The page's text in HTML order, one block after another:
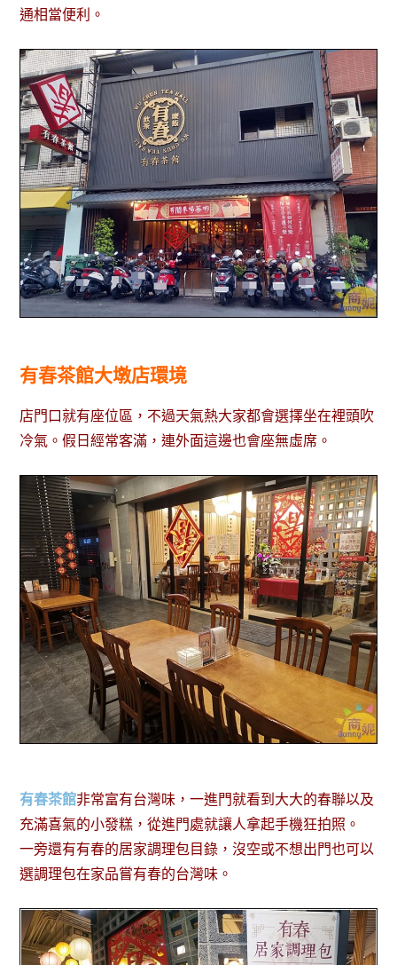
通相當便利。
有春茶館大墩店環境
店門口就有座位區，不過天氣熱大家都會選擇坐在裡頭吹
冷氣。假日經常客滿，連外面這邊也會座無虛席。
有春茶館非常富有台灣味，一進門就看到大大的春聯以及
充滿喜氣的小發糕，從進門處就讓人拿起手機狂拍照。
一旁還有有春的居家調理包目錄，沒空或不想出門也可以
選調理包在家品嘗有春的台灣味。